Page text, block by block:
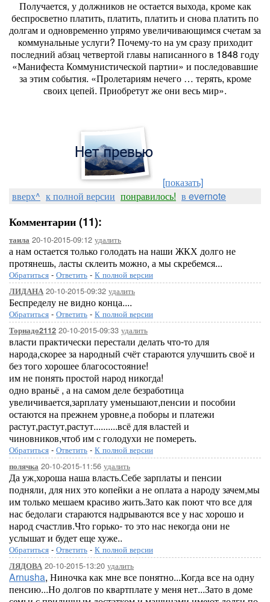
Получается, у должников не остается выхода, кроме как
беспросветно платить, платить, платить и снова платить по
долгам и одновременно упрямо увеличивающимся счетам за
коммунальные услуги? Почему-то на ум сразу приходит
последний абзац четвертой главы написанного в 1848 году
«Манифеста Коммунистической партии» и последовавшие
за этим события. «Пролетариям нечего … терять, кроме
своих цепей. Приобретут же они весь мир».
[показать]
вверх^ к полной версии понравилось! в evernote
Комментарии (11):
таила 20-10-2015-09:12 удалить
а нам остается только голодать на наши ЖКХ долго не
протянешь, ласты склеить можно, а мы скребемся...
Обратиться - Ответить - К полной версии
ЛИДАНА 20-10-2015-09:32 удалить
Беспределу не видно конца....
Обратиться - Ответить - К полной версии
Торнадо2112 20-10-2015-09:33 удалить
власти практически перестали делать что-то для
народа,скорее за народный счёт стараются улучшить своё и
без того хорошее благосостояние!
им не понять простой народ никогда!
одно враньё , а на самом деле безработица
увеличивается,зарплату уменьшают,пенсии и пособии
остаются на прежнем уровне,а поборы и платежи
растут,растут,растут..........всё для властей и
чиновников,чтоб им с голодухи не помереть.
Обратиться - Ответить - К полной версии
полячка 20-10-2015-11:56 удалить
Да уж,хороша наша власть.Себе зарплаты и пенсии
подняли, для них это копейки а не оплата а народу зачем,мы
им только мешаем красиво жить.Зато как поют что все для
нас бедолаги стараются надрываются все у нас хорошо и
народ счастлив.Что горько- то это нас некогда они не
услышат и будет еще хуже..
Обратиться - Ответить - К полной версии
ЛЯДОВА 20-10-2015-13:20 удалить
Arnusha, Ниночка как мне все понятно...Когда все на одну
пенсию...Но долгов по квартплате у меня нет...Зато в доме